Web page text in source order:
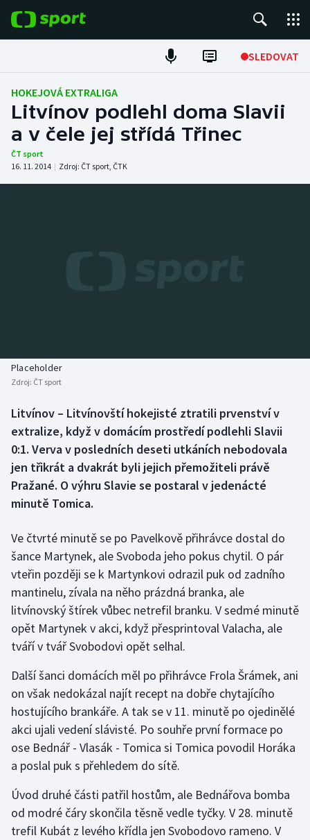
SLEDOVAT
Fotbal
Hokej
Tenis
Atletika
Biatlon
Boby a skeleton
Box
Curling
Florbal
Futsal
Golf
Gymnastika
Házená
Jezdectví
Judo
Krasobruslení
Lezení
Aplikace ČT sport
AZ kvíz
HOKEJOVÁ EXTRALIGA
Litvínov podlehl doma Slavii
a v čele jej střídá Třinec
ČT sport
16. 11. 2014 | Zdroj: ČT sport, ČTK
Placeholder
Zdroj: ČT sport
Litvínov – Litvínovští hokejisté ztratili prvenství v
extralize, když v domácím prostředí podlehli Slavii
0:1. Verva v posledních deseti utkáních nebodovala
jen třikrát a dvakrát byli jejich přemožiteli právě
Pražané. O výhru Slavie se postaral v jedenácté
minutě Tomica.
Ve čtvrté minutě se po Pavelkově přihrávce dostal do
šance Martynek, ale Svoboda jeho pokus chytil. O pár
vteřin později se k Martynkovi odrazil puk od zadního
mantinelu, zívala na něho prázdná branka, ale
litvínovský štírek vůbec netrefil branku. V sedmé minutě
opět Martynek v akci, když přesprintoval Valacha, ale
tváří v tvář Svobodovi opět selhal.
Další šanci domácích měl po přihrávce Frola Šrámek, ani
on však nedokázal najít recept na dobře chytajícího
hostujícího brankáře. A tak se v 11. minutě po ojedinělé
akci ujali vedení slávisté. Po souhře první formace po
ose Bednář - Vlasák - Tomica si Tomica povodil Horáka
a poslal puk s přehledem do sítě.
Úvod druhé části patřil hostům, ale Bednářova bomba
od modré čáry skončila těsně vedle tyčky. V 28. minutě
trefil Kubát z levého křídla jen Svobodovo rameno. V